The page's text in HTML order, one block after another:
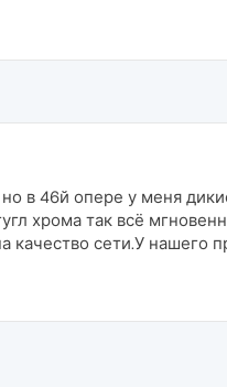
в 46й опере у меня
хрома так всё
качество сети.У нашего